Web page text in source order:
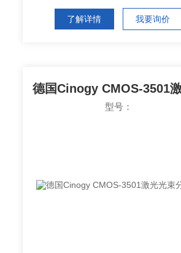
了解详情 我要询价
型号：